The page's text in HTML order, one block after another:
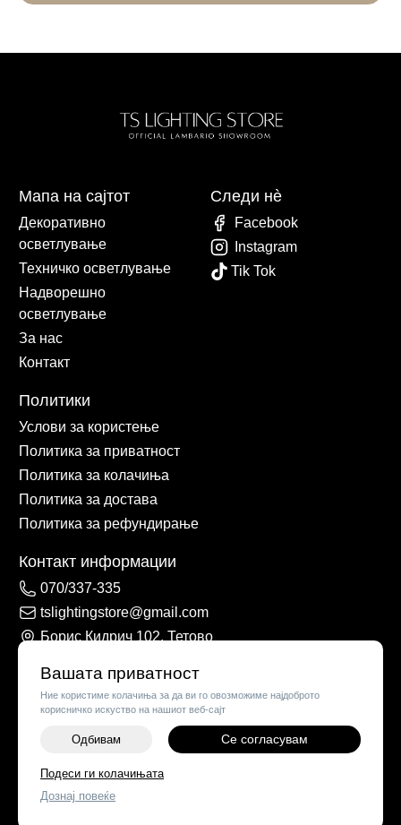
Вашата приватност
Ние користиме колачиња за да ви го овозможиме најдоброто
корисничко искуство на нашиот веб-сајт
Одбивам Се согласувам
Подеси ги колачињата
Дознај повеќе
+
Мапа на сајтот
Декоративно
осветлување
Техничко осветлување
Надворешно
осветлување
За нас
Контакт
Политики
Услови за користење
Политика за приватност
Политика за колачиња
Политика за достава
Политика за рефундирање
Контакт информации
070/337-335
tslightingstore@gmail.com
Борис Кидрич 102, Тетово
Следи нè
Facebook
Instagram
Tik Tok
©2026
Поставки за колачиња